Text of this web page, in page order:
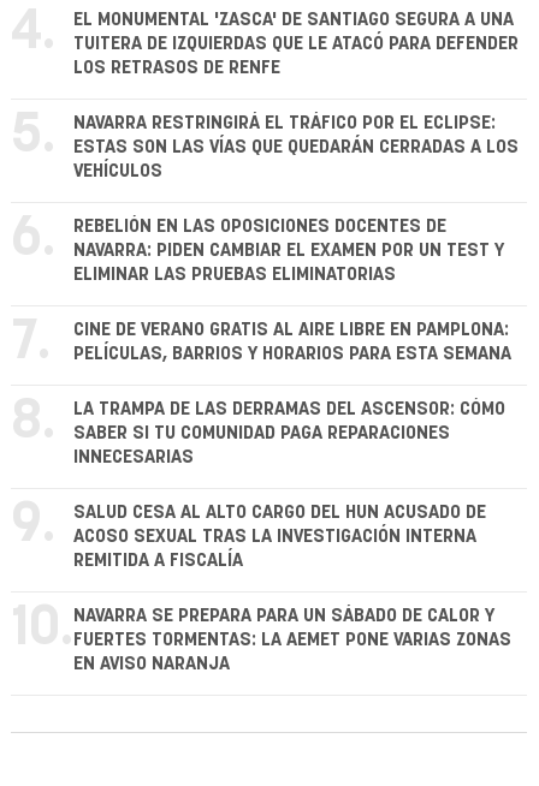
4.
EL MONUMENTAL 'ZASCA' DE SANTIAGO SEGURA A UNA
TUITERA DE IZQUIERDAS QUE LE ATACÓ PARA DEFENDER
LOS RETRASOS DE RENFE
5.
NAVARRA RESTRINGIRÁ EL TRÁFICO POR EL ECLIPSE:
ESTAS SON LAS VÍAS QUE QUEDARÁN CERRADAS A LOS
VEHÍCULOS
6.
REBELIÓN EN LAS OPOSICIONES DOCENTES DE
NAVARRA: PIDEN CAMBIAR EL EXAMEN POR UN TEST Y
ELIMINAR LAS PRUEBAS ELIMINATORIAS
7.
CINE DE VERANO GRATIS AL AIRE LIBRE EN PAMPLONA:
PELÍCULAS, BARRIOS Y HORARIOS PARA ESTA SEMANA
8.
LA TRAMPA DE LAS DERRAMAS DEL ASCENSOR: CÓMO
SABER SI TU COMUNIDAD PAGA REPARACIONES
INNECESARIAS
9.
SALUD CESA AL ALTO CARGO DEL HUN ACUSADO DE
ACOSO SEXUAL TRAS LA INVESTIGACIÓN INTERNA
REMITIDA A FISCALÍA
10. NAVARRA SE PREPARA PARA UN SÁBADO DE CALOR Y
FUERTES TORMENTAS: LA AEMET PONE VARIAS ZONAS
EN AVISO NARANJA